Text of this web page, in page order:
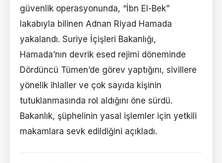
güvenlik operasyonunda, “İbn El-Bek”
lakabıyla bilinen Adnan Riyad Hamada
yakalandı. Suriye İçişleri Bakanlığı,
Hamada’nın devrik esed rejimi döneminde
Dördüncü Tümen’de görev yaptığını, sivillere
yönelik ihlaller ve çok sayıda kişinin
tutuklanmasında rol aldığını öne sürdü.
Bakanlık, şüphelinin yasal işlemler için yetkili
makamlara sevk edildiğini açıkladı.